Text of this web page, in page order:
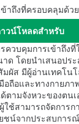
าถึงที่ครอบคลุมด้ว
วน์โหลดสำหรับ
ควบคุมการเข้าถึง
ด โดยนำเสนอปร
มผัส มีผู้อ่านเทคโน
ถือและทางกายภา
ตามจังหวะของตน
ใช้สามารถจัดการ
ชน์จากประสบการ